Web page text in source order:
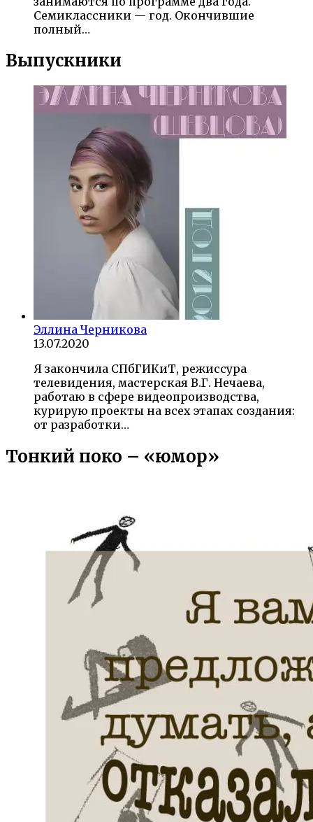
Семиклассники — год. Окончившие
полный…
Выпускники
Эллина Черникова
13.07.2020
Я закончила СПбГИКиТ, режиссура
телевидения, мастерская В.Г. Нечаева,
работаю в сфере видеопроизводства,
курирую проекты на всех этапах создания:
от разработки…
Тонкий поко – «юмор»